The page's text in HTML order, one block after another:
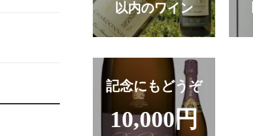
以内のワイン
記念にもどうぞ
10,000円